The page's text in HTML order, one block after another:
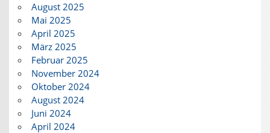
August 2025
Mai 2025
April 2025
März 2025
Februar 2025
November 2024
Oktober 2024
August 2024
Juni 2024
April 2024